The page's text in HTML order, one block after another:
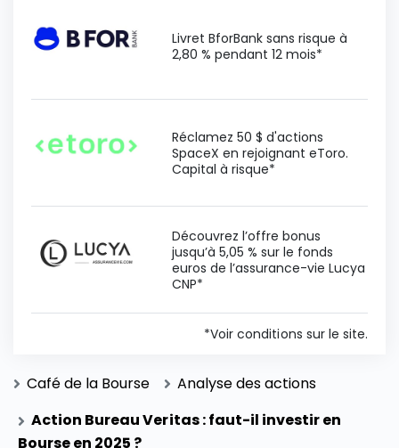
Livret BforBank sans risque à
2,80 % pendant 12 mois*
Réclamez 50 $ d'actions
SpaceX en rejoignant eToro.
Capital à risque*
Découvrez l’offre bonus
jusqu’à 5,05 % sur le fonds
euros de l’assurance-vie Lucya
CNP*
*Voir conditions sur le site.
Café de la Bourse
Analyse des actions
Action Bureau Veritas : faut-il investir en
Bourse en 2025 ?